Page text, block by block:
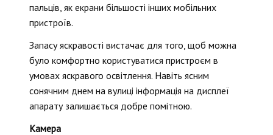
пальців, як екрани більшості інших мобільних
пристроїв.
Запасу яскравості вистачає для того, щоб можна
було комфортно користуватися пристроєм в
умовах яскравого освітлення. Навіть ясним
сонячним днем на вулиці інформація на дисплеї
апарату залишається добре помітною.
Камера